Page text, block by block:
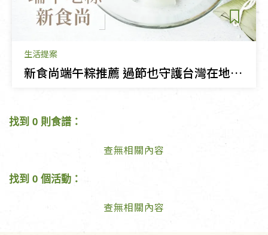
生活提案
新食尚端午粽推薦 過節也守護台灣在地農產
找到 0 則食譜：
查無相關內容
找到 0 個活動：
查無相關內容